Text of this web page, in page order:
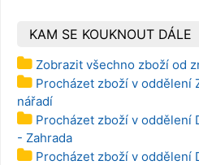
KAM SE KOUKNOUT DÁLE
Zobrazit všechno zboží od
Procházet zboží v oddělení
nářadí
Procházet zboží v oddělení
- Zahrada
Procházet zboží v oddělení